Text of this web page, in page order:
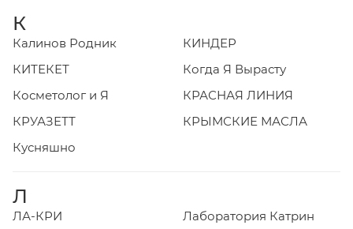
К
Калинов Родник
КИНДЕР
КИТЕКЕТ
Когда Я Вырасту
Косметолог и Я
КРАСНАЯ ЛИНИЯ
КРУАЗЕТТ
КРЫМСКИЕ МАСЛА
Кусняшно
Л
ЛА-КРИ
Лаборатория Катрин